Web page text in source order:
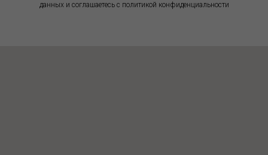
данных и соглашаетесь c политикой конфиденциальности